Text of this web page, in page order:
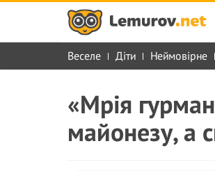
Веселе Діти Неймовірне
«Мрія
майонезу, а